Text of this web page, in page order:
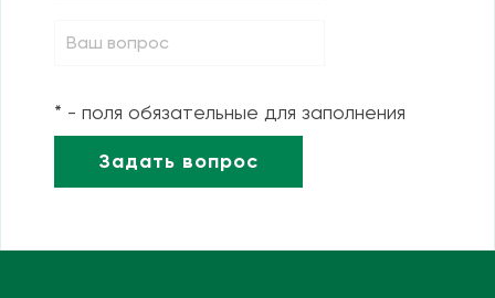
* - поля обязательные для заполнения